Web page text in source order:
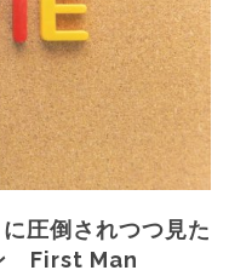
圧倒されつつ見た
ン First Man